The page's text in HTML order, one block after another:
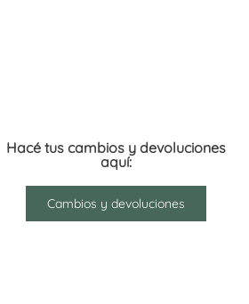
Hacé tus cambios y devoluciones
aquí:
Cambios y devoluciones